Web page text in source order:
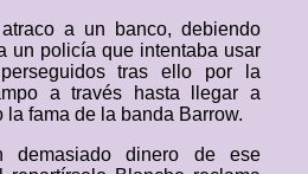
a un banco, debiendo
un policía que intentaba usar
tras ello por la
a través hasta llegar a
fama de la banda Barrow.
demasiado dinero de ese